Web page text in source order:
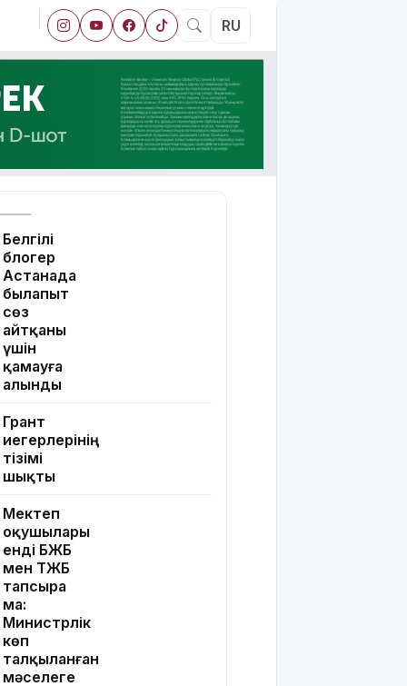
RU
Белгілі
блогер
Астанада
былапыт
сөз
айтқаны
үшін
қамауға
алынды
Грант
иегерлерінің
тізімі
шықты
Мектеп
оқушылары
енді БЖБ
мен ТЖБ
тапсыра
ма:
Министрлік
көп
талқыланған
мәселеге